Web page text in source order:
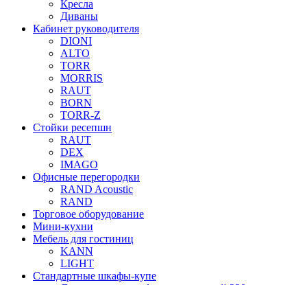
Кресла
Диваны
Кабинет руководителя
DIONI
ALTO
TORR
MORRIS
RAUT
BORN
TORR-Z
Стойки ресепшн
RAUT
DEX
IMAGO
Офисные перегородки
RAND Acoustic
RAND
Торговое оборудование
Мини-кухни
Мебель для гостиниц
KANN
LIGHT
Стандартные шкафы-купе